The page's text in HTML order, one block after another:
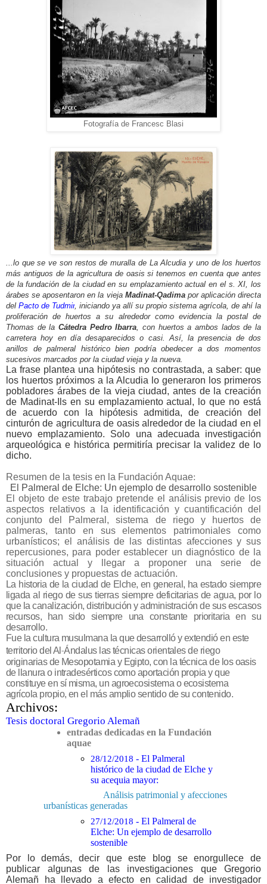
Fotografía de Francesc Blasi
...lo que se ve son restos de muralla de La Alcudia y uno de los huertos
más antiguos de la agricultura de oasis si tenemos en cuenta que antes
de la fundación de la ciudad en su emplazamiento actual en el s. XI, los
árabes se aposentaron en la vieja Madinat-Qadima por aplicación directa
del Pacto de Tudmir , iniciando ya allí su propio sistema agrícola, de ahí la
proliferación de huertos a su alrededor como evidencia la postal de
Thomas de la Cátedra Pedro Ibarra , con huertos a ambos lados de la
carretera hoy en día desaparecidos o casi. Así, la presencia de dos
anillos de palmeral histórico bien podría obedecer a dos momentos
sucesivos marcados por la ciudad vieja y la nueva.
La frase plantea una hipótesis no contrastada, a saber: que
los huertos próximos a la Alcudia lo generaron los primeros
pobladores árabes de la vieja ciudad, antes de la creación
de Madinat-Ils en su emplazamiento actual, lo que no está
de acuerdo con la hipótesis admitida, de creación del
cinturón de agricultura de oasis alrededor de la ciudad en el
nuevo emplazamiento. Solo una adecuada investigación
arqueológica e histórica permitiría precisar la validez de lo
dicho.
Resumen de la tesis en la Fundación Aquae:
El Palmeral de Elche: Un ejemplo de desarrollo sostenible
El objeto de este trabajo pretende el análisis previo de los
aspectos relativos a la identificación y cuantificación del
conjunto del Palmeral, sistema de riego y huertos de
palmeras, tanto en sus elementos patrimoniales como
urbanísticos; el análisis de las distintas afecciones y sus
repercusiones, para poder establecer un diagnóstico de la
situación actual y llegar a proponer una serie de
conclusiones y propuestas de actuación.
La historia de la ciudad de Elche, en general, ha estado siempre
ligada al riego de sus tierras siempre deficitarias de agua, por lo
que la canalización, distribución y administración de sus escasos
recursos, han sido siempre una constante prioritaria en su
desarrollo.
Fue la cultura musulmana la que desarrolló y extendió en este
territorio del Al ‐Ándalus las técnicas orientales de riego
originarias de Mesopotamia y Egipto, con la técnica de los oasis
de llanura o intradesérticos como aportación propia y que
constituye en sí misma, un agroecosistema o ecosistema
agrícola propio, en el más amplio sentido de su contenido.
Archivos:
Tesis doctoral Gregorio Alemañ
entradas dedicadas en la Fundación
aquae
28/12/2018 - El Palmeral
histórico de la ciudad de Elche y
su acequia mayor:
Análisis patrimonial y afecciones
urbanísticas generadas
27/12/2018 - El Palmeral de
Elche: Un ejemplo de desarrollo
sostenible
Por lo demás, decir que este blog se enorgullece de
publicar algunas de las investigaciones que Gregorio
Alemañ ha llevado a efecto en calidad de investigador